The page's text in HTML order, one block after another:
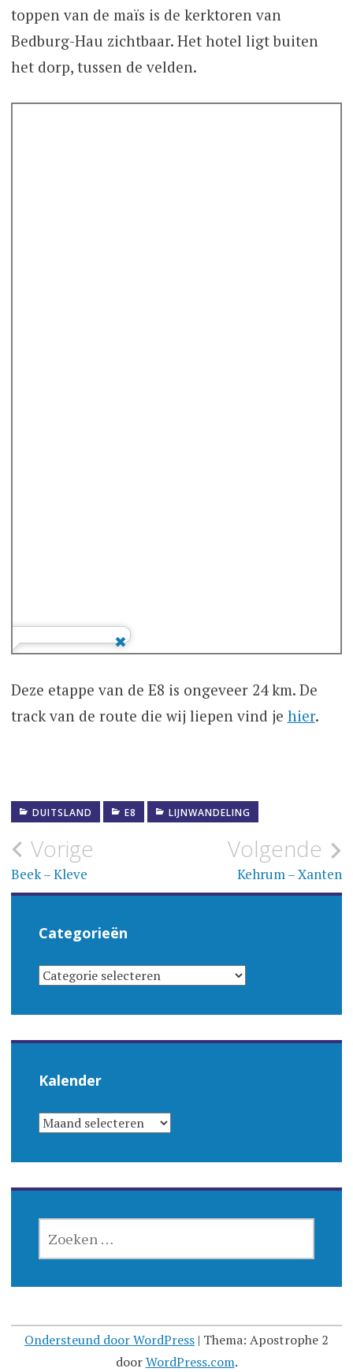
toppen van de maïs is de kerktoren van
Bedburg-Hau zichtbaar. Het hotel ligt buiten
het dorp, tussen de velden.
Deze etappe van de E8 is ongeveer 24 km. De
track van de route die wij liepen vind je hier.
DUITSLAND E8 LIJNWANDELING
Bericht
navigatie
Vorige
Beek – Kleve
Volgende
Kehrum – Xanten
Categorieën
CATEGORIEËN
Kalender
KALENDER
NAAR:
Ondersteund door WordPress | Thema: Apostrophe 2
doorWordPress.com.